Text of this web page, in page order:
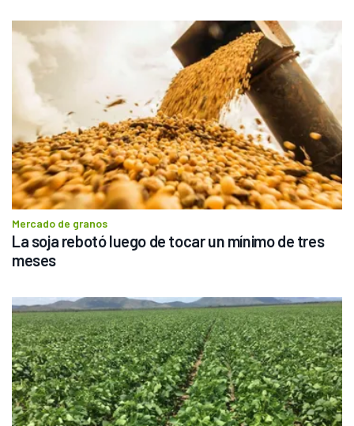
Mercado de granos
La soja rebotó luego de tocar un mínimo de tres
meses